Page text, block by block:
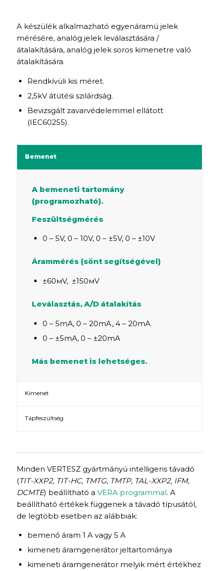
A készülék alkalmazható egyenáramú jelek
mérésére, analóg jelek leválasztására /
átalakítására, analóg jelek soros kimenetre való
átalakítására.
Rendkívüli kis méret.
2,5kV átütési szilárdság.
Bevizsgált zavarvédelemmel ellátott
(IEC60255).
Bemenet
A bemeneti tartomány
(programozható).
Feszültségmérés
0 – 5V, 0 – 10V, 0 – ±5V, 0 – ±10V
Árammérés (sönt segítségével)
±60мV, ±150мV
Leválasztás, A/D átalakítás
0 – 5mА, 0 – 20mA, 4 – 20mA
0 – ±5mА, 0 – ±20mА
Más bemenet is lehetséges.
Kimenet
Tápfeszültség
Minden VERTESZ gyártmányú intelligens távadó
(TIT-XXP2, TIT-HC, TMTG, TMTP, TAL-XXP2, IFM,
DCMTE) beállítható a VERA programmal. A
beállítható értékek függenek a távadó típusától,
de legtöbb esetben az alábbiak:
bemenő áram 1 A vagy 5 A
kimeneti áramgenerátor jeltartománya
kimeneti áramgenerátor melyik mért értékhez